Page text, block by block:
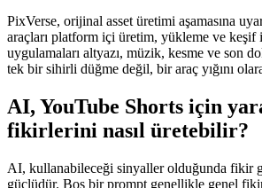
PixVerse, orijinal asset üretimi aşamasına
araçları platform içi üretim, yükleme ve
uygulamaları altyazı, müzik, kesme ve son
tek bir sihirli düğme değil, bir araç yığını
AI, YouTube Shorts için
fikirlerini nasıl üretebilir?
AI, kullanabileceği sinyaller olduğunda fikir
güçlüdür. Boş bir prompt genellikle genel